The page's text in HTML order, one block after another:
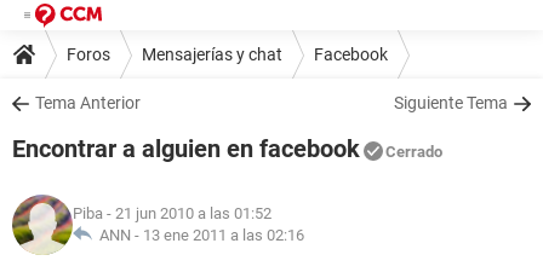
Foros Mensajerías y chat Facebook
Tema Anterior Siguiente Tema
Encontrar a alguien en facebook Cerrado
Piba - 21 jun 2010 a las 01:52
ANN - 13 ene 2011 a las 02:16